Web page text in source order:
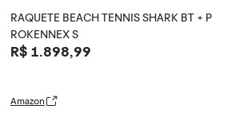
RAQUETE BEACH TENNIS SHARK BT + P
ROKENNEX S
R$ 1.898,99
Amazon